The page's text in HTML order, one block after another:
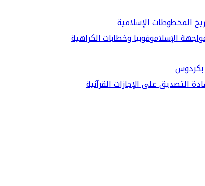
المخطوطات الإسلامية
الإسلاموفوبيا وخطابات الكراهية
بكردوس
التصديق على الإجازات القرآنية